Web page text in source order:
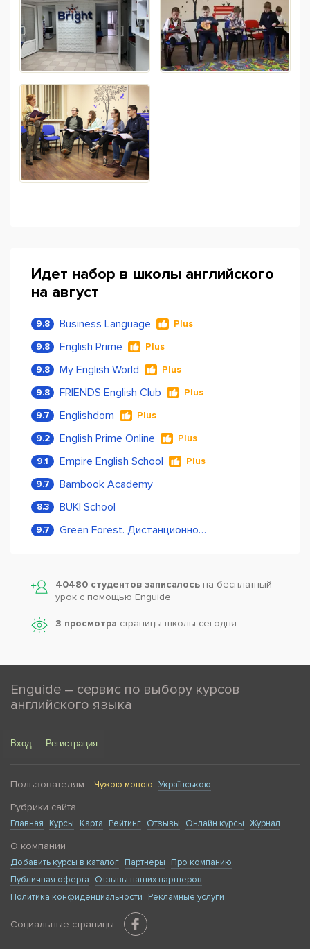
Идет набор в школы английского
на август
9.8 Business Language Plus
9.8 English Prime Plus
9.8 My English World Plus
9.8 FRIENDS English Club Plus
9.7 Englishdom Plus
9.2 English Prime Online Plus
9.1 Empire English School Plus
9.7 Bambook Academy
8.3 BUKI School
9.7 Green Forest. Дистанционное обучение
40480 студентов записалось на бесплатный
урок с помощью Enguide
3 просмотра страницы школы сегодня
Enguide – сервис по выбору курсов
английского языка
Вход Регистрация
Пользователям Чужою мовою Українською
Рубрики сайта
Главная Курсы Карта Рейтинг Отзывы Онлайн курсы Журнал
О компании
Добавить курсы в каталог Партнеры
Про компанию
Публичная оферта
Отзывы наших партнеров
Политика конфиденциальности
Рекламные услуги
Социальные страницы